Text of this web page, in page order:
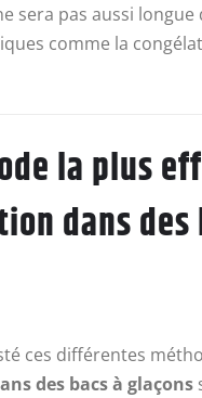
sera pas aussi longue
comme la
la plus
dans des
ces différentes
des bacs à glaçons